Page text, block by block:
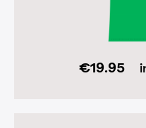
€19.95